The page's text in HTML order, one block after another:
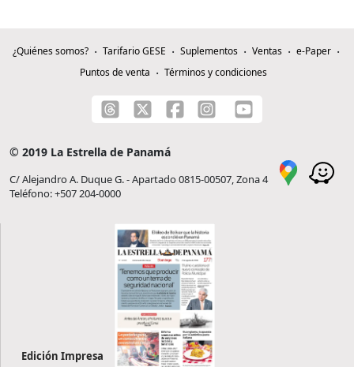
¿Quiénes somos? Tarifario GESE Suplementos Ventas
e-Paper
Puntos de venta
Términos y condiciones
© 2019 La Estrella de Panamá
C/ Alejandro A. Duque G. - Apartado 0815-00507, Zona 4
Teléfono: +507 204-0000
Edición Impresa